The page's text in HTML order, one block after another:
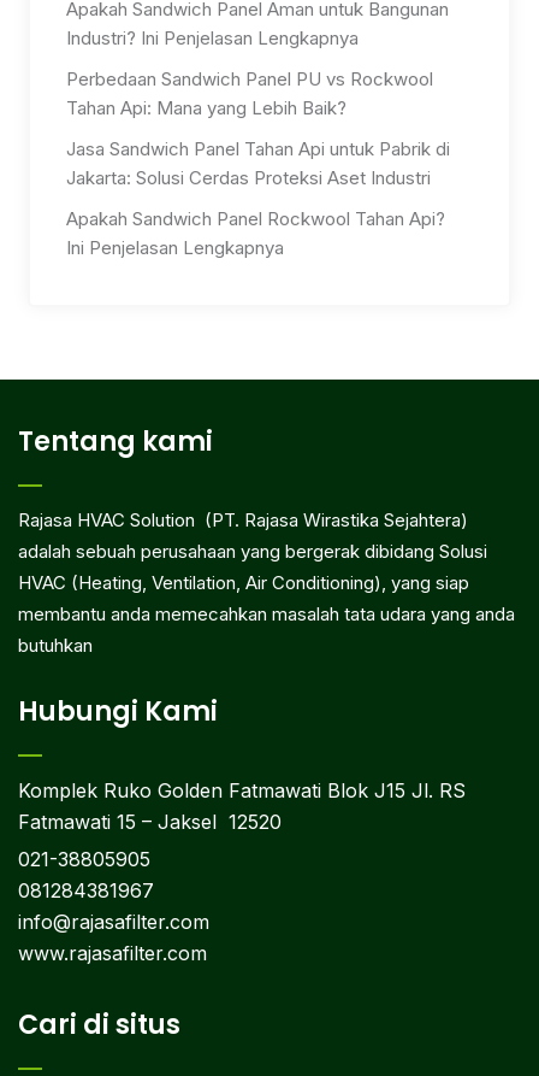
Apakah Sandwich Panel Aman untuk Bangunan
Industri? Ini Penjelasan Lengkapnya
Perbedaan Sandwich Panel PU vs Rockwool
Tahan Api: Mana yang Lebih Baik?
Jasa Sandwich Panel Tahan Api untuk Pabrik di
Jakarta: Solusi Cerdas Proteksi Aset Industri
Apakah Sandwich Panel Rockwool Tahan Api?
Ini Penjelasan Lengkapnya
Tentang kami
Rajasa HVAC Solution (PT. Rajasa Wirastika Sejahtera)
adalah sebuah perusahaan yang bergerak dibidang Solusi
HVAC (Heating, Ventilation, Air Conditioning), yang siap
membantu anda memecahkan masalah tata udara yang anda
butuhkan
Hubungi Kami
Komplek Ruko Golden Fatmawati Blok J15 Jl. RS
Fatmawati 15 – Jaksel 12520
021-38805905
081284381967
info@rajasafilter.com
www.rajasafilter.com
Cari di situs